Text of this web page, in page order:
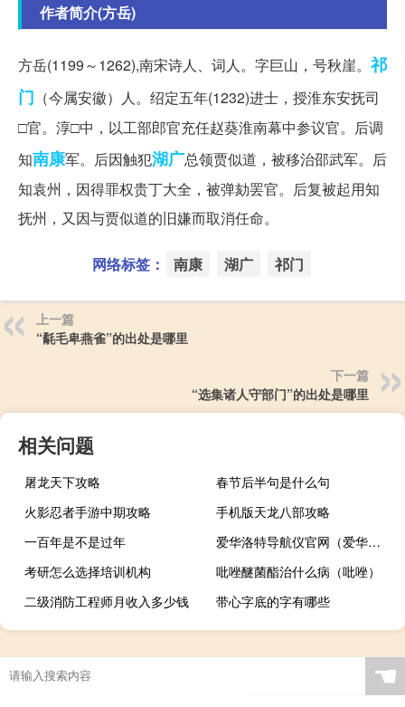
作者简介(方岳)
方岳(1199～1262),南宋诗人、词人。字巨山，号秋崖。祁
门 （今属安徽）人。绍定五年(1232)进士，授淮东安抚司
□官。淳□中，以工部郎官充任赵葵淮南幕中参议官。后调
知南康军。后因触犯湖广总领贾似道，被移治邵武军。后
知袁州，因得罪权贵丁大全，被弹劾罢官。后复被起用知
抚州，又因与贾似道的旧嫌而取消任命。
网络标签： 南康 湖广 祁门
上一篇
“氄毛卑燕雀”的出处是哪里
下一篇
“选集诸人守部门”的出处是哪里
相关问题
屠龙天下攻略
春节后半句是什么句
火影忍者手游中期攻略
手机版天龙八部攻略
一百年是不是过年
爱华洛特导航仪官网（爱华洛特官网）
考研怎么选择培训机构
吡唑醚菌酯治什么病（吡唑）
二级消防工程师月收入多少钱
带心字底的字有哪些
☚